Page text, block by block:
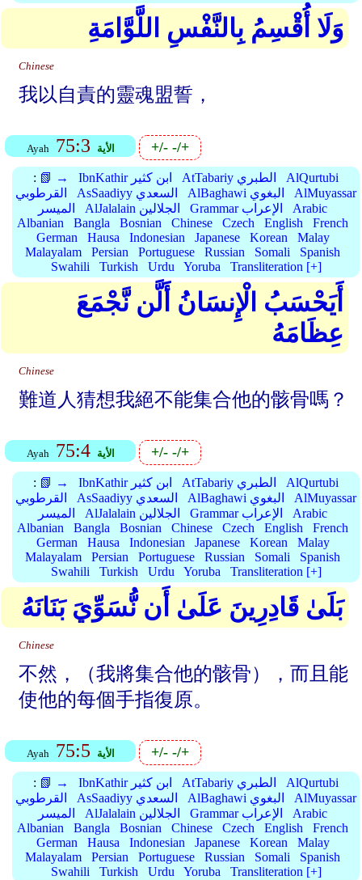
وَلَا أُقْسِمُ بِالنَّفْسِ اللَّوَّامَةِ
Chinese
我以自責的靈魂盟誓，
Ayah 75:3 الأية +/--/+
: 📗 → IbnKathir ابن كثير AtTabariy الطبري
AlQurtubi
القرطوبي
AsSaadiyy السعدي AlBaghawi البغوي
AlMuyassar
الميسر
AlJalalain الجلالين Grammar الإعراب
Arabic
Albanian
Bangla Bosnian Chinese Czech English
French
German
Hausa Indonesian Japanese Korean
Malay
Malayalam
Persian Portuguese Russian Somali
Spanish
Swahili
Turkish Urdu Yoruba Transliteration [+]
أَيَحْسَبُ الْإِنسَانُ أَلَّن نَّجْمَعَ
عِظَامَهُ
Chinese
難道人猜想我絕不能集合他的骸骨嗎？
Ayah 75:4 الأية +/--/+
: 📗 → IbnKathir ابن كثير AtTabariy الطبري
AlQurtubi
القرطوبي
AsSaadiyy السعدي AlBaghawi البغوي
AlMuyassar
الميسر
AlJalalain الجلالين Grammar الإعراب
Arabic
Albanian
Bangla Bosnian Chinese Czech English
French
German
Hausa Indonesian Japanese Korean
Malay
Malayalam
Persian Portuguese Russian Somali
Spanish
Swahili
Turkish Urdu Yoruba Transliteration [+]
بَلَىٰ قَادِرِينَ عَلَىٰ أَن نُّسَوِّيَ بَنَانَهُ
Chinese
不然，（我將集合他的骸骨），而且能
使他的每個手指復原。
Ayah 75:5 الأية +/--/+
: 📗 → IbnKathir ابن كثير AtTabariy الطبري
AlQurtubi
القرطوبي
AsSaadiyy السعدي AlBaghawi البغوي
AlMuyassar
الميسر
AlJalalain الجلالين Grammar الإعراب
Arabic
Albanian
Bangla Bosnian Chinese Czech English
French
German
Hausa Indonesian Japanese Korean
Malay
Malayalam
Persian Portuguese Russian Somali
Spanish
Swahili
Turkish Urdu Yoruba Transliteration [+]